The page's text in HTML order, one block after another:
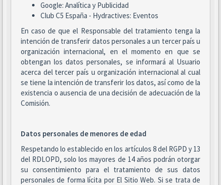
Google: Analítica y Publicidad
Club C5 España - Hydractives: Eventos
En caso de que el Responsable del tratamiento tenga la
intención de transferir datos personales a un tercer país u
organización internacional, en el momento en que se
obtengan los datos personales, se informará al Usuario
acerca del tercer país u organización internacional al cual
se tiene la intención de transferir los datos, así como de la
existencia o ausencia de una decisión de adecuación de la
Comisión.
Datos personales de menores de edad
Respetando lo establecido en los artículos 8 del RGPD y 13
del RDLOPD, solo los mayores de 14 años podrán otorgar
su consentimiento para el tratamiento de sus datos
personales de forma lícita por El Sitio Web. Si se trata de